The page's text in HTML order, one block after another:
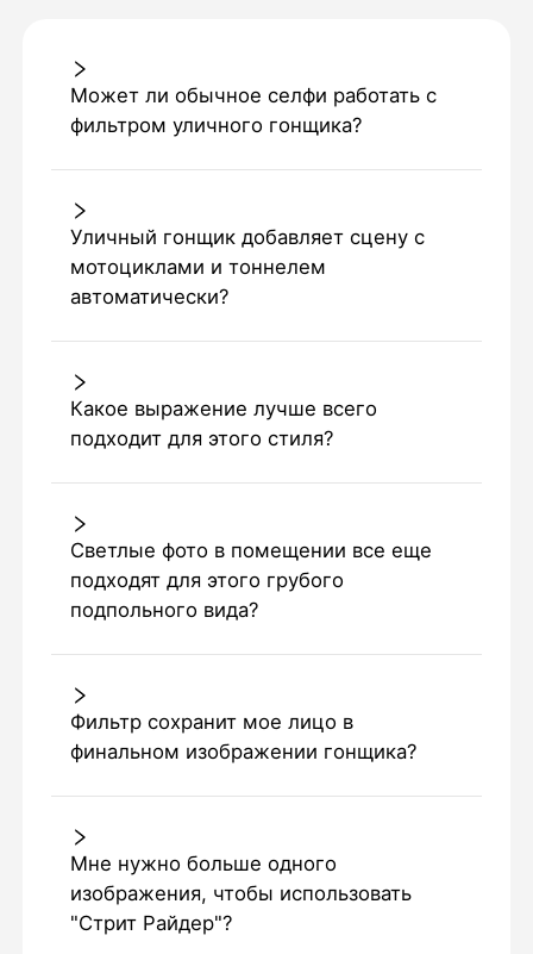
Может ли обычное селфи работать с
фильтром уличного гонщика?
Уличный гонщик добавляет сцену с
мотоциклами и тоннелем
автоматически?
Какое выражение лучше всего
подходит для этого стиля?
Светлые фото в помещении все еще
подходят для этого грубого
подпольного вида?
Фильтр сохранит мое лицо в
финальном изображении гонщика?
Мне нужно больше одного
изображения, чтобы использовать
"Стрит Райдер"?